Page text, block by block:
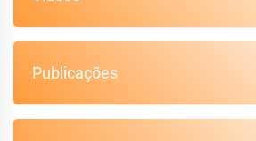
Publicações